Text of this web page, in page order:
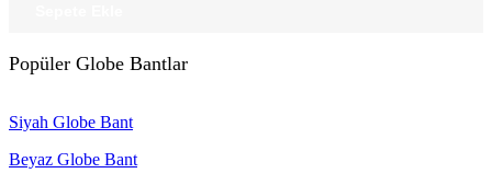
Popüler Globe Bantlar
Siyah Globe Bant
Beyaz Globe Bant